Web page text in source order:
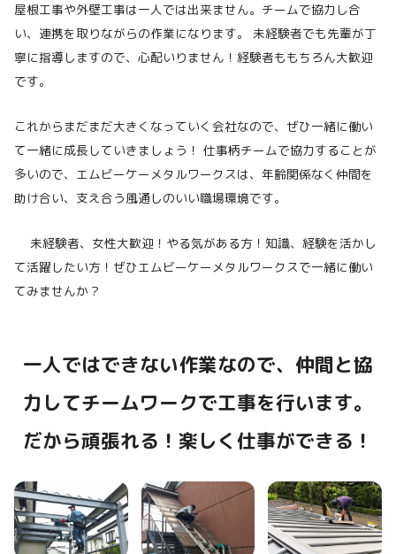
屋根工事や外壁工事は一人では出来ません。チームで協力し合
い、連携を取りながらの作業になります。 未経験者でも先輩が丁
寧に指導しますので、心配いりません！経験者ももちろん大歓迎
です。
これからまだまだ大きくなっていく会社なので、ぜひ一緒に働い
て一緒に成長していきましょう！ 仕事柄チームで協力することが
多いので、エムビーケーメタルワークスは、年齢関係なく仲間を
助け合い、支え合う風通しのいい職場環境です。
未経験者、女性大歓迎！やる気がある方！知識、経験を活かし
て活躍したい方！ぜひエムビーケーメタルワークスで一緒に働い
てみませんか？
一人ではできない作業なので、仲間と協
力してチームワークで工事を行います。
だから頑張れる！楽しく仕事ができる！